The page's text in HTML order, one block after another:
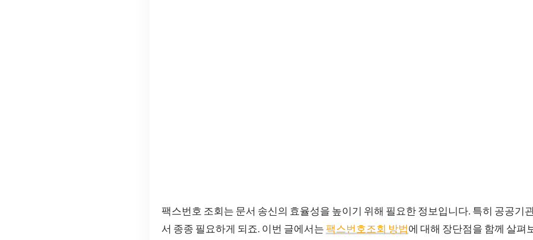
팩스번호 조회는 문서 송신의 효율성을 높이기 위해 필요한 정보입니다. 특히 공공기
서 종종 필요하게 되죠. 이번 글에서는 팩스번호조회 방법에 대해 장단점을 함께 살펴